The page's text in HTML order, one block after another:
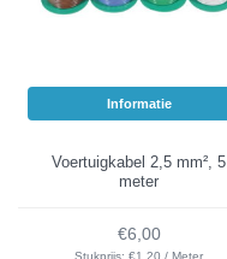
Informatie
Voertuigkabel 2,5 mm², 5
meter
€6,00
Stukprijs: €1,20 / Meter